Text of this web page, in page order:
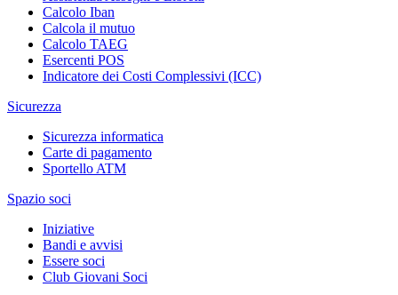
Calcolo Iban
Calcola il mutuo
Calcolo TAEG
Esercenti POS
Indicatore dei Costi Complessivi (ICC)
Sicurezza
Sicurezza informatica
Carte di pagamento
Sportello ATM
Spazio soci
Iniziative
Bandi e avvisi
Essere soci
Club Giovani Soci